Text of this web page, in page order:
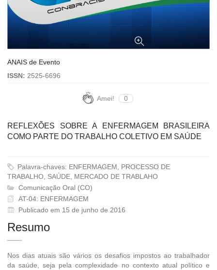
ANAIS de Evento
ISSN: 2525-6696
Amei! 0
REFLEXÕES SOBRE A ENFERMAGEM BRASILEIRA
COMO PARTE DO TRABALHO COLETIVO EM SAÚDE
Palavra-chaves: ENFERMAGEM, PROCESSO DE
TRABALHO, SAÚDE, MERCADO DE TRABLAHO
Comunicação Oral (CO)
AT-04: ENFERMAGEM
Publicado em 15 de junho de 2016
Resumo
Nos dias atuais são vários os desafios impostos ao trabalhador
da saúde, seja pela complexidade no contexto atual político e